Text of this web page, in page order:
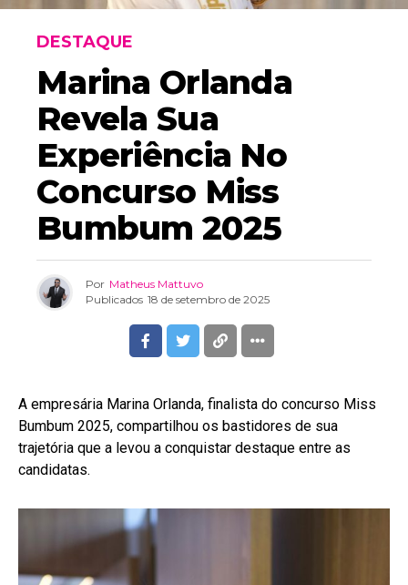
DESTAQUE
Marina Orlanda
Revela Sua
Experiência No
Concurso Miss
Bumbum 2025
Por Matheus Mattuvo
Publicados 18 de setembro de 2025
A empresária Marina Orlanda, finalista do concurso Miss
Bumbum 2025, compartilhou os bastidores de sua
trajetória que a levou a conquistar destaque entre as
candidatas.